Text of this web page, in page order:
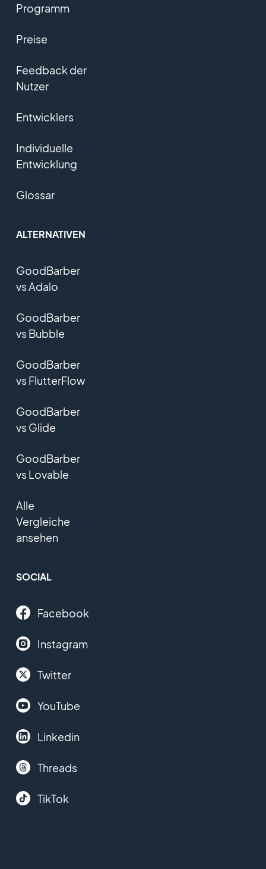
Programm
Preise
Feedback der
Nutzer
Entwicklers
Individuelle
Entwicklung
Glossar
ALTERNATIVEN
GoodBarber
vs Adalo
GoodBarber
vs Bubble
GoodBarber
vs FlutterFlow
GoodBarber
vs Glide
GoodBarber
vs Lovable
Alle
Vergleiche
ansehen
SOCIAL
Facebook
Instagram
Twitter
YouTube
Linkedin
Threads
TikTok